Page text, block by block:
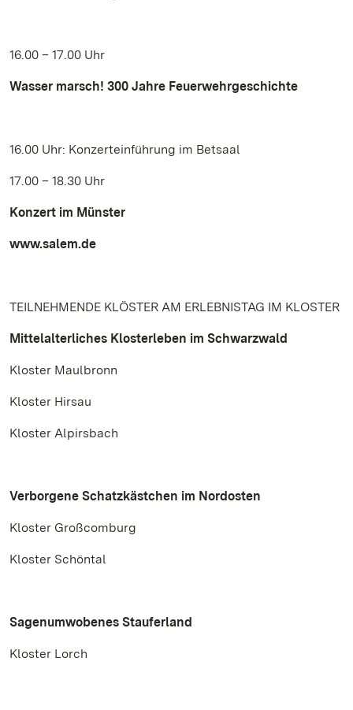
16.00 – 17.00 Uhr
Wasser marsch! 300 Jahre Feuerwehrgeschichte
16.00 Uhr: Konzerteinführung im Betsaal
17.00 – 18.30 Uhr
Konzert im Münster
www.salem.de
TEILNEHMENDE KLÖSTER AM ERLEBNISTAG IM KLOSTER
Mittelalterliches Klosterleben im Schwarzwald
Kloster Maulbronn
Kloster Hirsau
Kloster Alpirsbach
Verborgene Schatzkästchen im Nordosten
Kloster Großcomburg
Kloster Schöntal
Sagenumwobenes Stauferland
Kloster Lorch